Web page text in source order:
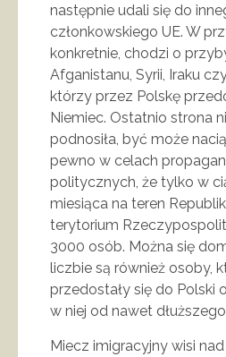
następnie udali się do
członkowskiego UE. W
konkretnie, chodzi o
Afganistanu, Syrii, Iraku
którzy przez Polskę
Niemiec. Ostatnio strona
podnosiła, być może
pewno w celach
politycznych, że tylko w
miesiąca na teren
terytorium
3000 osób. Można się
liczbie są również osoby,
przedostały się do Polski
w niej od nawet
Miecz imigracyjny wisi